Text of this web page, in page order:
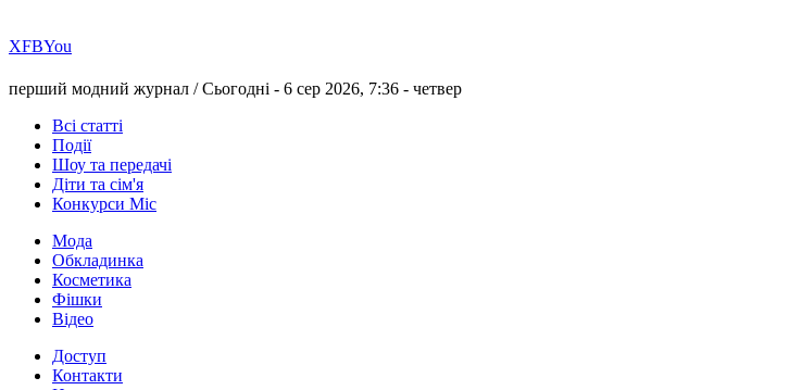
ХFBYou
перший модний журнал /Сьогодні - 6 сер 2026, 7:36 - четвер
Всі статті
Події
Шоу та передачі
Діти та сім'я
Конкурси Міс
Мода
Обкладинка
Косметика
Фішки
Відео
Доступ
Контакти